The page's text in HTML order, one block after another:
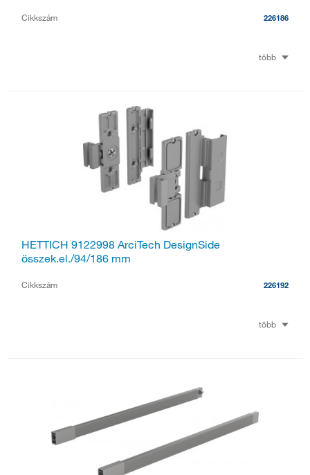
Cikkszám 226186
több
HETTICH 9122998 ArciTech DesignSide
összek.el./94/186 mm
Cikkszám 226192
több